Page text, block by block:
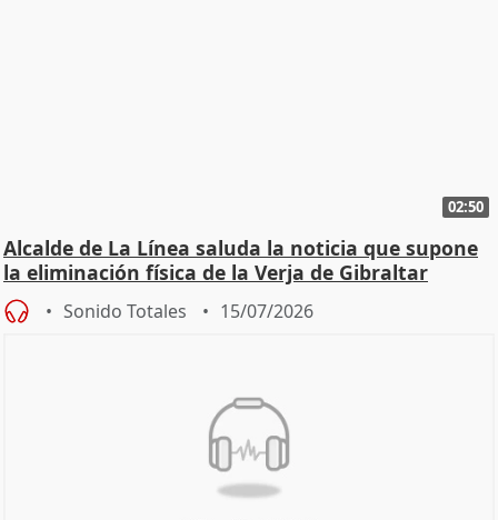
02:50
Alcalde de La Línea saluda la noticia que supone
la eliminación física de la Verja de Gibraltar
Sonido Totales 15/07/2026